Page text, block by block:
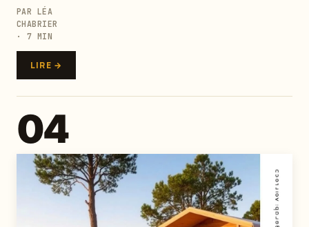
PAR LÉA
CHABRIER
· 7 MIN
LIRE →
04